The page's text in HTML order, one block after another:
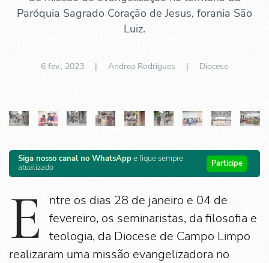
Paróquia Sagrado Coração de Jesus, forania São
Luiz.
6 fev., 2023 | Andrea Rodrigues | Diocese
Siga nosso canal no WhatsAppe fique sempre
atualizado
Participe
E
ntre os dias 28 de janeiro e 04 de
fevereiro, os seminaristas, da filosofia e
teologia, da Diocese de Campo Limpo
realizaram uma missão evangelizadora no